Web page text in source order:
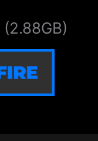
(2.88GB)